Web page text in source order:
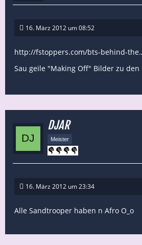
16. März 2012 um 08:52
http://fstoppers.com/bts-behind-
Sau geile "Making Off" Bilder zu den
DJAR
Meister
16. März 2012 um 23:34
Alle Sandtrooper haben n Afro O_o